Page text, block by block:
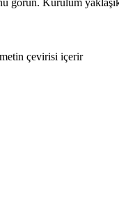
metin çevirisi içerir